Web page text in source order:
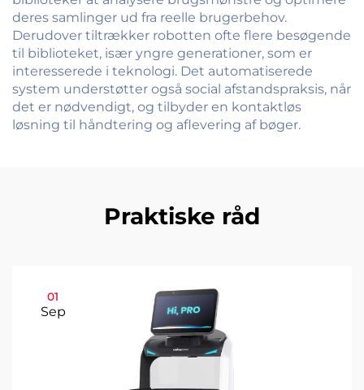
deres samlinger ud fra reelle brugerbehov.
Derudover tiltrækker robotten ofte flere besøgende
til biblioteket, især yngre generationer, som er
interesserede i teknologi. Det automatiserede
system understøtter også social afstandspraksis, når
det er nødvendigt, og tilbyder en kontaktløs
løsning til håndtering og aflevering af bøger.
Praktiske råd
01
Sep